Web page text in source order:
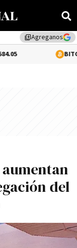
library_addAgreganos
BITCOIN1.1%
del